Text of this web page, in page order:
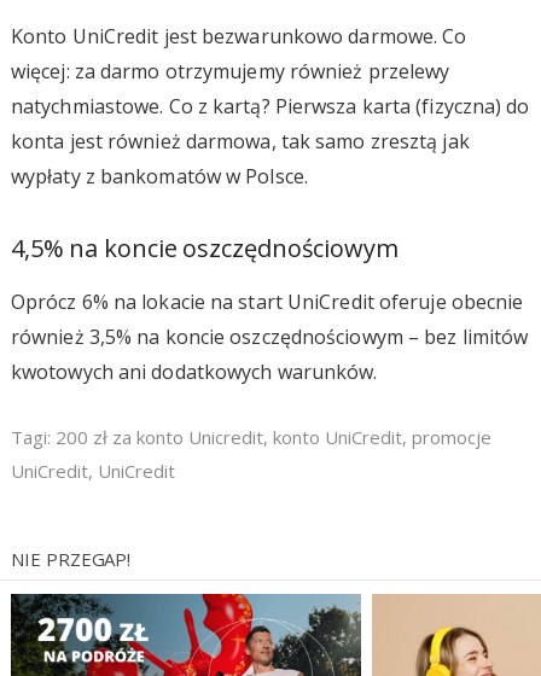
Konto UniCredit jest bezwarunkowo darmowe. Co
więcej: za darmo otrzymujemy również przelewy
natychmiastowe. Co z kartą? Pierwsza karta (fizyczna) do
konta jest również darmowa, tak samo zresztą jak
wypłaty z bankomatów w Polsce.
4,5% na koncie oszczędnościowym
Oprócz 6% na lokacie na start UniCredit oferuje obecnie
również 3,5% na koncie oszczędnościowym – bez limitów
kwotowych ani dodatkowych warunków.
Tagi: 200 zł za konto Unicredit, konto UniCredit, promocje
UniCredit, UniCredit
NIE PRZEGAP!